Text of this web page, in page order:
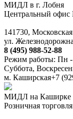
МИДЛ в г. Лобня
Центральный
141730,
ул.
8 (495) 988-52-88
Режим работы: Пн -
Суббота,
м. Каширская+7
МИДЛ на Каширке
Розничная